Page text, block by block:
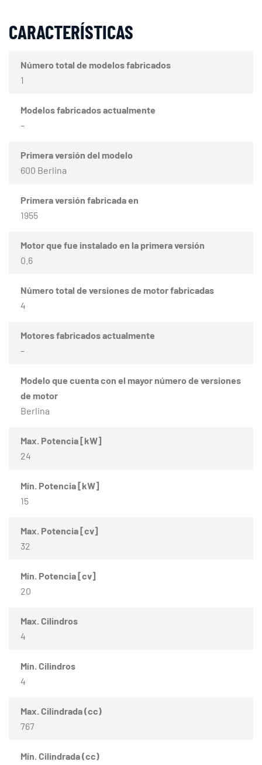
CARACTERÍSTICAS
Número total de modelos fabricados
1
Modelos fabricados actualmente
–
Primera versión del modelo
600 Berlina
Primera versión fabricada en
1955
Motor que fue instalado en la primera versión
0.6
Número total de versiones de motor fabricadas
4
Motores fabricados actualmente
–
Modelo que cuenta con el mayor número de versiones
de motor
Berlina
Max. Potencia [kW]
24
Mín. Potencia [kW]
15
Max. Potencia [cv]
32
Mín. Potencia [cv]
20
Max. Cilindros
4
Mín. Cilindros
4
Max. Cilindrada (cc)
767
Mín. Cilindrada (cc)